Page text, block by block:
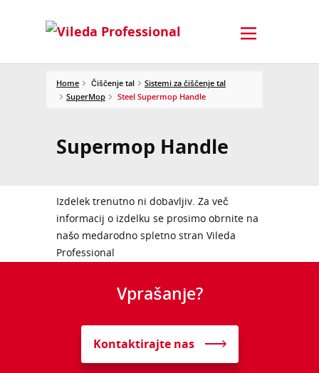
Home Čiščenje tal
Sistemi za čiščenje tal
SuperMop
Steel Supermop Handle
Supermop Handle
Izdelek trenutno ni dobavljiv. Za več
informacij o izdelku se prosimo obrnite na
našo medarodno spletno stran Vileda
Professional
Vprašanje?
Kontaktirajte nas